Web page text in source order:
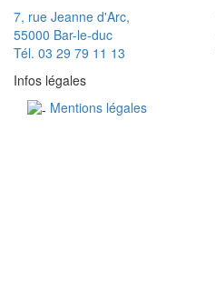
7, rue Jeanne d'Arc,
55000 Bar-le-duc
Tél. 03 29 79 11 13
Infos légales
Mentions légales